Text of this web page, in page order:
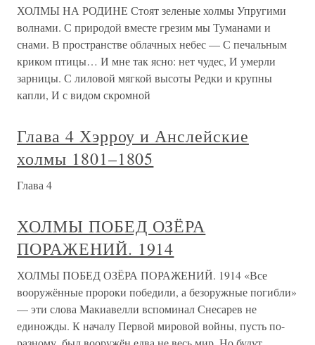
ХОЛМЫ НА РОДИНЕ Стоят зеленые холмы Упругими
волнами. С природой вместе грезим мы Туманами и
снами. В пространстве облачных небес — С печальным
криком птицы… И мне так ясно: нет чудес, И умерли
зарницы. С лиловой мягкой высоты Редки и крупны
капли, И с видом скромной
Глава 4 Хэрроу и Анслейские
холмы 1801–1805
Глава 4
ХОЛМЫ ПОБЕД ОЗЁРА
ПОРАЖЕНИЙ. 1914
ХОЛМЫ ПОБЕД ОЗЁРА ПОРАЖЕНИЙ. 1914 «Все
вооружённые пророки победили, а безоружные погибли»
— эти слова Макиавелли вспоминал Снесарев не
единожды. К началу Первой мировой войны, пусть по-